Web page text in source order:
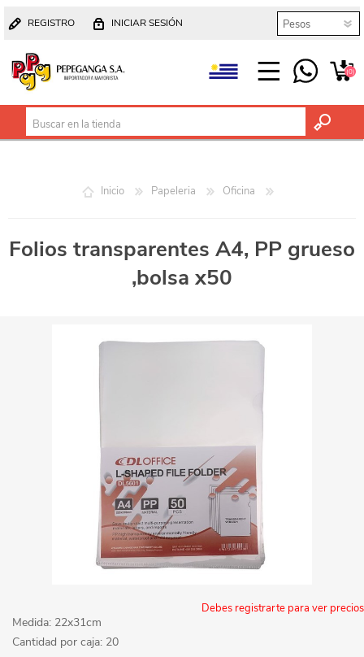
REGISTRO INICIAR SESIÓN
(0)
Inicio Papeleria Oficina
Folios transparentes A4, PP grueso
,bolsa x50
Debes registrarte para ver precios
Medida: 22x31cm
Cantidad por caja: 20